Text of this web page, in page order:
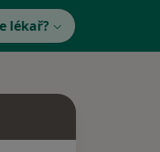
lékař?